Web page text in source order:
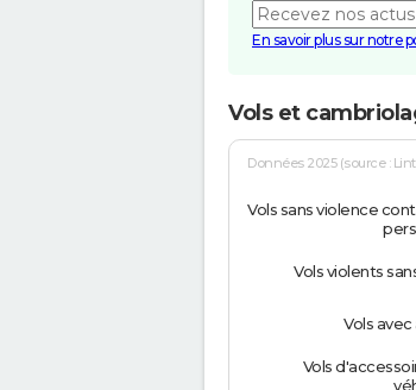
En savoir plus sur notre
Vols et
Données 2025 (source :
Vols sans violence
Vols violents
Vols
Vols